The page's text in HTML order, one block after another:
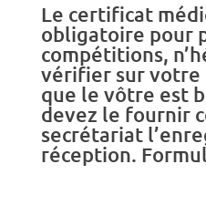
Le certificat
obligatoire pour
compétitions,
vérifier sur votre
que le vôtre est
devez le fournir
secrétariat
réception.